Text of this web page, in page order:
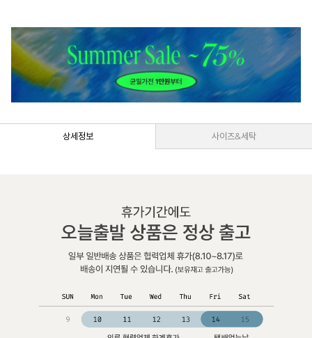
상세정보 사이즈&세탁